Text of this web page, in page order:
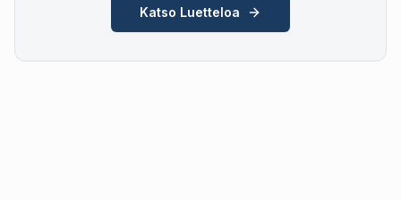
Katso Luetteloa